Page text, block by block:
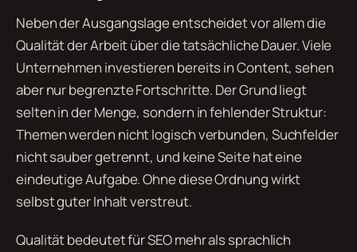
Neben der Ausgangslage entscheidet vor allem die
Qualität der Arbeit über die tatsächliche Dauer. Viele
Unternehmen investieren bereits in Content, sehen
aber nur begrenzte Fortschritte. Der Grund liegt
selten in der Menge, sondern in fehlender Struktur:
Themen werden nicht logisch verbunden, Suchfelder
nicht sauber getrennt, und keine Seite hat eine
eindeutige Aufgabe. Ohne diese Ordnung wirkt
selbst guter Inhalt verstreut.
Qualität bedeutet für SEO mehr als sprachlich